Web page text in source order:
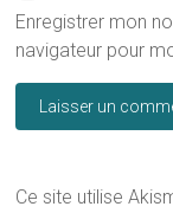
Enregistrer mon
navigateur pour
Ce site utilise